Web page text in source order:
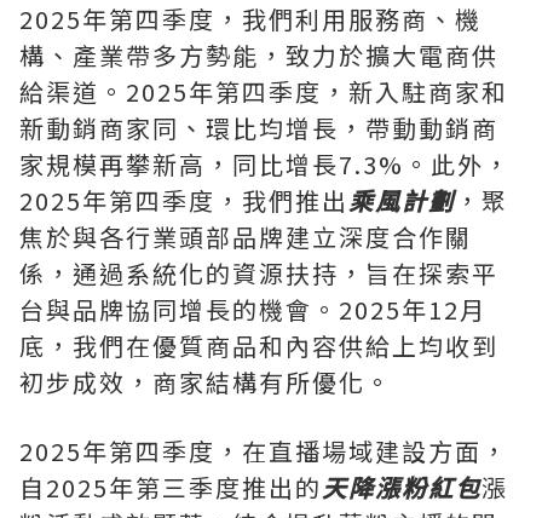
2025年第四季度，我們利用服務商、機
構、產業帶多方勢能，致力於擴大電商供
給渠道。2025年第四季度，新入駐商家和
新動銷商家同、環比均增長，帶動動銷商
家規模再攀新高，同比增長7.3%。此外，
2025年第四季度，我們推出乘風計劃，聚
焦於與各行業頭部品牌建立深度合作關
係，通過系統化的資源扶持，旨在探索平
台與品牌協同增長的機會。2025年12月
底，我們在優質商品和內容供給上均收到
初步成效，商家結構有所優化。
2025年第四季度，在直播場域建設方面，
自2025年第三季度推出的天降漲粉紅包漲